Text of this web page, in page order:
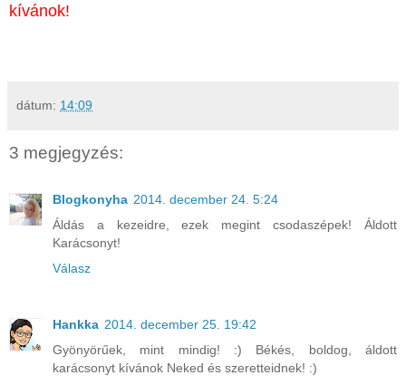
kívánok!
dátum: 14:09
3 megjegyzés:
Blogkonyha 2014. december 24. 5:24
Áldás a kezeidre, ezek megint csodaszépek! Áldott
Karácsonyt!
Válasz
Hankka 2014. december 25. 19:42
Gyönyörűek, mint mindig! :) Békés, boldog, áldott
karácsonyt kívánok Neked és szeretteidnek! :)